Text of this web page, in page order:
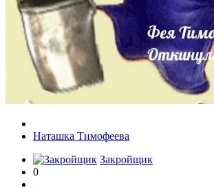
Наташка Тимофеева
Закройщик
0